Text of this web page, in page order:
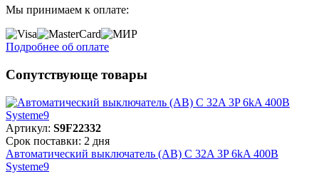
Мы принимаем к оплате:
Подробнее об оплате
Сопутствующе товары
Артикул: S9F22332
Срок поставки: 2 дня
Автоматический выключатель (АВ) C 32A 3P 6kA 400В
Systeme9